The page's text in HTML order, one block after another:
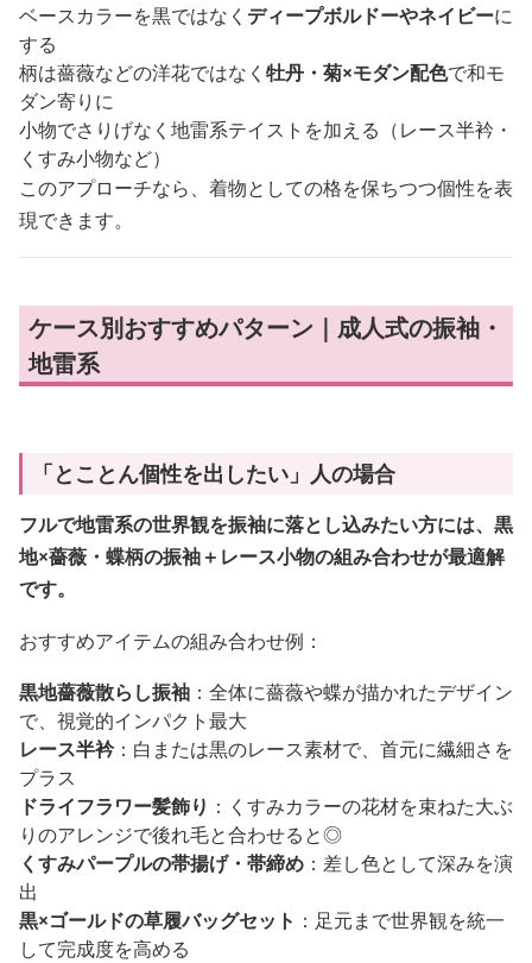
ベースカラーを黒ではなく ディープボルドーやネイビーに
する
柄は薔薇などの洋花ではなく 牡丹・菊×モダン配色で和モ
ダン寄りに
小物でさりげなく地雷系テイストを加える（レース半衿・
くすみ小物など）
このアプローチなら、着物としての格を保ちつつ個性を表
現できます。
ケース別おすすめパターン｜成人式の振袖・
地雷系
「とことん個性を出したい」人の場合
フルで地雷系の世界観を振袖に落とし込みたい方には、黒
地×薔薇・蝶柄の振袖＋レース小物の組み合わせが最適解
です。
おすすめアイテムの組み合わせ例：
黒地薔薇散らし振袖 ：全体に薔薇や蝶が描かれたデザイン
で、視覚的インパクト最大
レース半衿：白または黒のレース素材で、首元に繊細さを
プラス
ドライフラワー髪飾り ：くすみカラーの花材を束ねた大ぶ
りのアレンジで後れ毛と合わせると◎
くすみパープルの帯揚げ・帯締め ：差し色として深みを演
出
黒×ゴールドの草履バッグセット ：足元まで世界観を統一
して完成度を高める